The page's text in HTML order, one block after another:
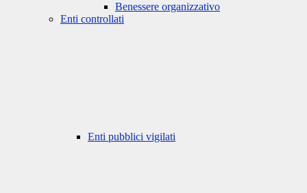
Benessere organizzativo
Enti controllati
Enti pubblici vigilati